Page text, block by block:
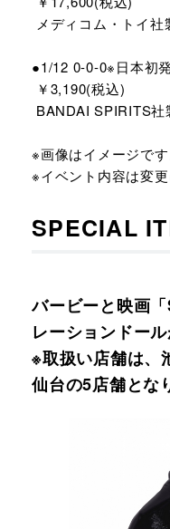
メディコム・トイ社
●1/12 0-0-0※日本初
￥3,190(税込)
BANDAI SPIRITS社
※画像はイメージです
※イベント内容は変
SPECIAL
バービーと映画
レーションドール
※取扱い店舗は、
仙台の5店舗とな